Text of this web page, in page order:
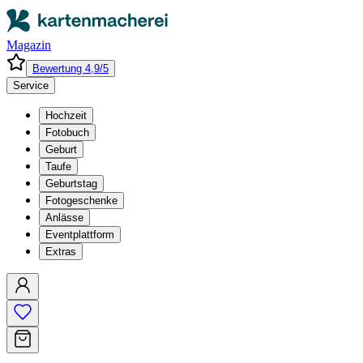
Magazin
Bewertung 4,9/5
Service
Hochzeit
Fotobuch
Geburt
Taufe
Geburtstag
Fotogeschenke
Anlässe
Eventplattform
Extras